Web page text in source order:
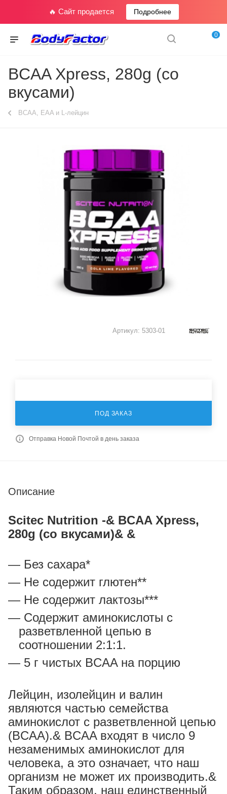
🔥 Сайт продается Подробнее
0
BCAA Xpress, 280g (со
вкусами)
BCAA, EAA и L-лейцин
Артикул: 5303-01
ПОД ЗАКАЗ
Отправка Новой Почтой в день заказа
Описание
Scitec Nutrition -& BCAA Xpress,
280g (со вкусами)& &
Без сахара*
Не содержит глютен**
Не содержит лактозы***
Содержит аминокислоты с
разветвленной цепью в
соотношении 2:1:1.
5 г чистых BCAA на порцию
Лейцин, изолейцин и валин
являются частью семейства
аминокислот с разветвленной цепью
(BCAA).& BCAA входят в число 9
незаменимых аминокислот для
человека, а это означает, что наш
организм не может их производить.&
Таким образом, наш единственный